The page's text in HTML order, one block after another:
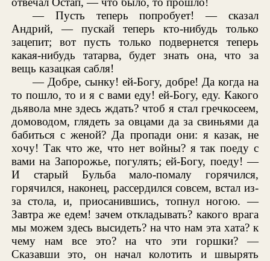
— Пусть теперь попробует! — сказал
Андрий, — пускай теперь кто-нибудь только
зацепит; вот пусть только подвернется теперь
какая-нибудь татарва, будет знать она, что за
вещь казацкая сабля!
— Добре, сынку! ей-Богу, добре! Да когда на
то пошло, то и я с вами еду! ей-Богу, еду. Какого
дьявола мне здесь ждать? чтоб я стал гречкосеем,
домоводом, глядеть за овцами да за свиньями да
бабиться с женой? Да пропади они: я казак, не
хочу! Так что же, что нет войны? я так поеду с
вами на Запорожье, погулять; ей-Богу, поеду! —
И старый Бульба мало-помалу горячился,
горячился, наконец, рассердился совсем, встал из-
за стола, и, приосанившись, топнул ногою. —
Завтра же едем! зачем откладывать? какого врага
мы можем здесь высидеть? на что нам эта хата? к
чему нам все это? на что эти горшки? —
Сказавши это, он начал колотить и швырять